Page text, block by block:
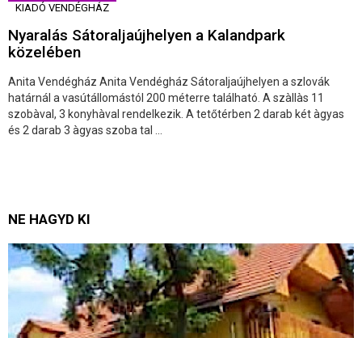
KIADÓ VENDÉGHÁZ
Nyaralás Sátoraljaújhelyen a Kalandpark
közelében
Anita Vendégház Anita Vendégház Sátoraljaújhelyen a szlovák
határnál a vasútállomástól 200 méterre található. A szàllàs 11
szobàval, 3 konyhàval rendelkezik. A tetőtérben 2 darab két àgyas
és 2 darab 3 àgyas szoba tal ...
NE HAGYD KI